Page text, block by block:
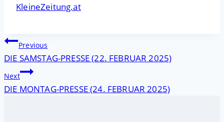
KleineZeitung.at
Beitragsnavigation
Previous
DIE SAMSTAG-PRESSE (22. FEBRUAR 2025)
Next
DIE MONTAG-PRESSE (24. FEBRUAR 2025)